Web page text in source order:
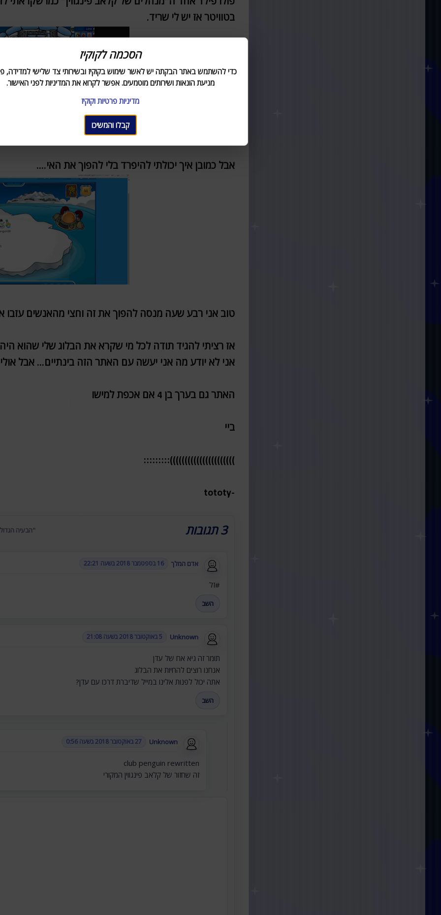
פולו פילד אחד ה"מנהלים של קלאב פינגווין" כמו שקראתי
בטוויטר אז יש לי שריד.
אבל כמובן איך יכולתי להיפרד בלי להפוך את האי....
טוב אני רבע שעה מנסה להפוך את זה וחצי מהאנשים עזבו
אז רציתי להגיד תודה לכל מי שקרא את הבלוג שלי שהוא
אני לא יודע מה אני יעשה עם האתר הזה בינתיים... אבל
האתר גם בערך בן 4 אם אכפת למישו
ביי
)))))))))))))))))))))):::::::::
-tototy
3 תגובות "הבעיה
אדם המלך 16 בספטמבר 2018 בשעה 22:21
#זל
השב
Unknown 5 באוקטובר 2018 בשעה 21:08
תומר זה גיא אח של עדן
אנחנו רוצים להחיות את הבלוג
אתה יכול לפנות אלינו במייל שדיברת דרכו עם עדן?
השב
Unknown 27 באוקטובר 2018 בשעה 0:56
club penguin rewritten
זה שחזור של קלאב פינגווין המקורי
הסכמה לקוקיז
כדי להשתמש באתר הבקתה יש לאשר שימוש בקוקיז ובשירותי צד שלישי למדידה,
מניעת הונאות ושירותים מוטמעים. אפשר לקרוא את המדיניות לפני האישור.
מדיניות פרטיות וקוקיז
קבלו והמשיכו